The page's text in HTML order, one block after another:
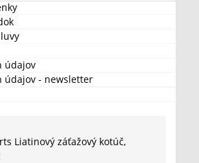
údajov
údajov - newsletter
Liatinový záťažový kotúč,